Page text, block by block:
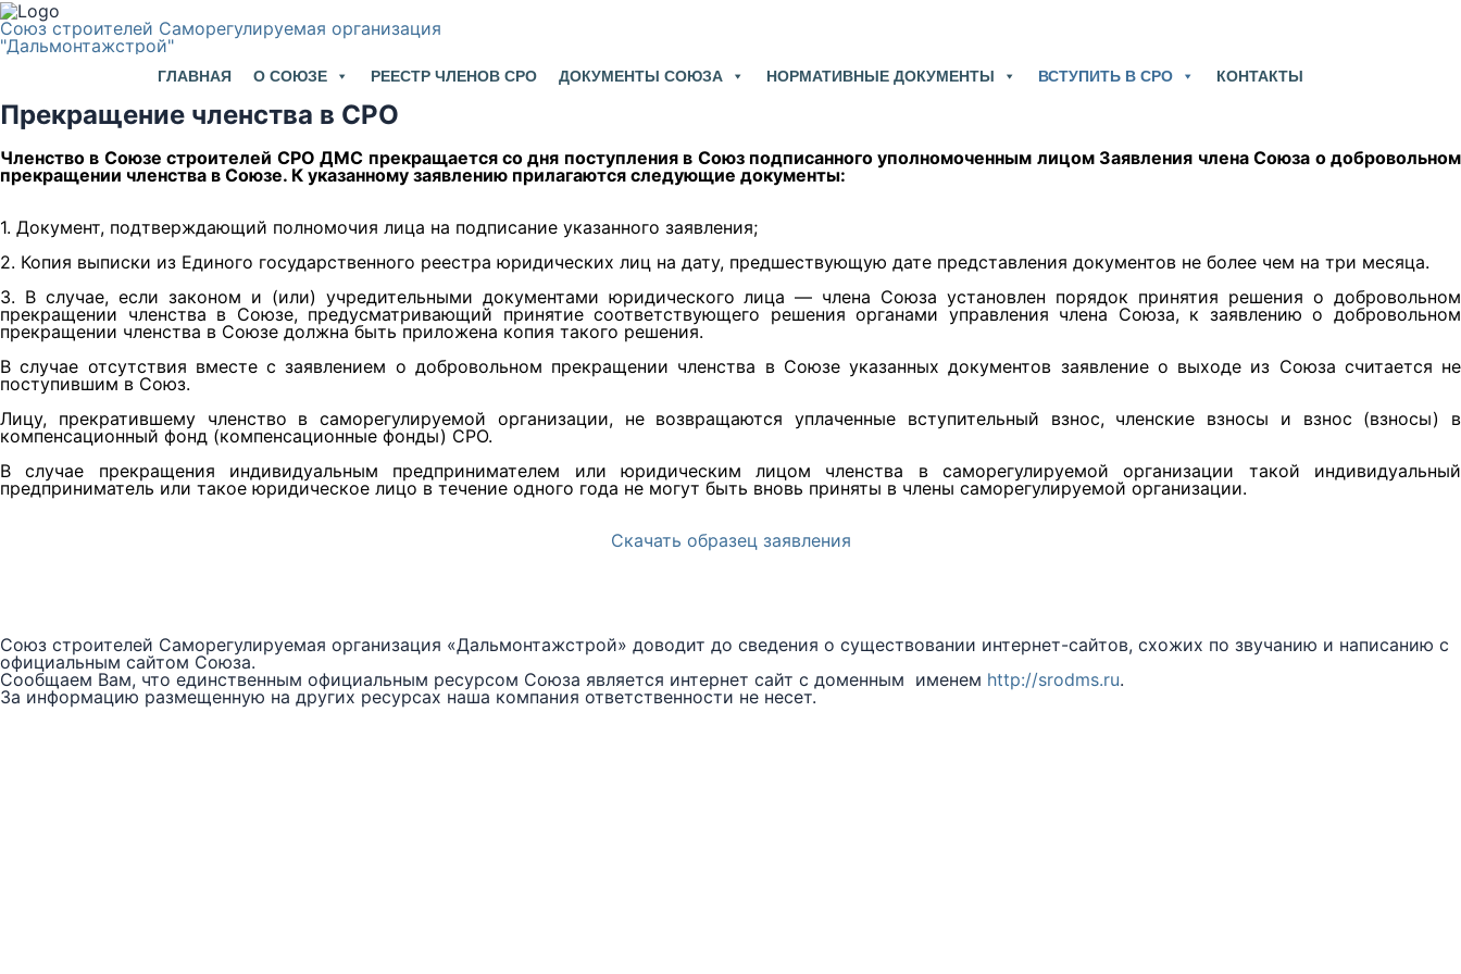
Союз строителей Саморегулируемая организация
"Дальмонтажстрой"
ГЛАВНАЯ О СОЮЗЕ РЕЕСТР ЧЛЕНОВ СРО ДОКУМЕНТЫ СОЮЗА НОРМАТИВНЫЕ ДОКУМЕНТЫ ВСТУПИТЬ В СРО КОНТАКТЫ
Прекращение членства в СРО
Членство в Союзе строителей СРО ДМС прекращается со дня поступления в Союз подписанного уполномоченным лицом Заявления члена Союза о добровольном
прекращении членства в Союзе. К указанному заявлению прилагаются следующие документы:
1. Документ, подтверждающий полномочия лица на подписание указанного заявления;
2. Копия выписки из Единого государственного реестра юридических лиц на дату, предшествующую дате представления документов не более чем на три месяца.
3. В случае, если законом и (или) учредительными документами юридического лица — члена Союза установлен порядок принятия решения о добровольном
прекращении членства в Союзе, предусматривающий принятие соответствующего решения органами управления члена Союза, к заявлению о добровольном
прекращении членства в Союзе должна быть приложена копия такого решения.
В случае отсутствия вместе с заявлением о добровольном прекращении членства в Союзе указанных документов заявление о выходе из Союза считается не
поступившим в Союз.
Лицу, прекратившему членство в саморегулируемой организации, не возвращаются уплаченные вступительный взнос, членские взносы и взнос (взносы) в
компенсационный фонд (компенсационные фонды) СРО.
В случае прекращения индивидуальным предпринимателем или юридическим лицом членства в саморегулируемой организации такой индивидуальный
предприниматель или такое юридическое лицо в течение одного года не могут быть вновь приняты в члены саморегулируемой организации.
Скачать образец заявления
Союз строителей Саморегулируемая организация «Дальмонтажстрой» доводит до сведения о существовании интернет-сайтов, схожих по звучанию и написанию с
официальным сайтом Союза.
Сообщаем Вам, что единственным официальным ресурсом Союза является интернет сайт с доменным именем http://srodms.ru.
За информацию размещенную на других ресурсах наша компания ответственности не несет.